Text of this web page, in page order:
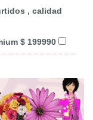
, calidad
$ 199990